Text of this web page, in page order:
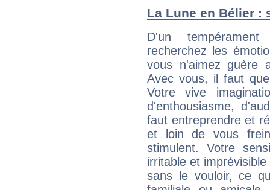
La Lune en Bélier :
D'un
recherchez les
vous n'aimez guère
Avec vous, il faut
Votre vive
d'enthousiasme,
faut entreprendre et
et loin de vous
stimulent. Votre
irritable et
sans le vouloir, ce